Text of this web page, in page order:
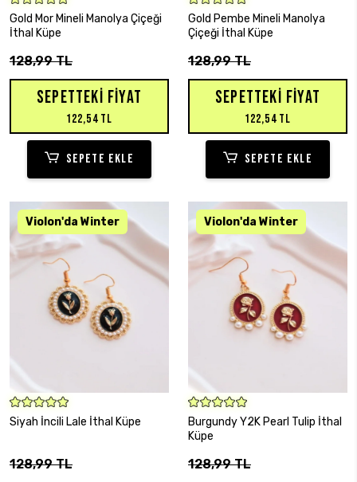
SEPETE EKLE
Gold Mor Mineli Manolya Çiçeği
İthal Küpe
128,99 TL
SEPETTEKI FIYAT
122,54 TL
SEPETE EKLE
SEPETE EKLE
Gold Pembe Mineli Manolya
Çiçeği İthal Küpe
128,99 TL
SEPETTEKI FIYAT
122,54 TL
SEPETE EKLE
SEPETE EKLE
Siyah İncili Lale İthal Küpe
128,99 TL
SEPETE EKLE
Burgundy Y2K Pearl Tulip İthal
Küpe
128,99 TL